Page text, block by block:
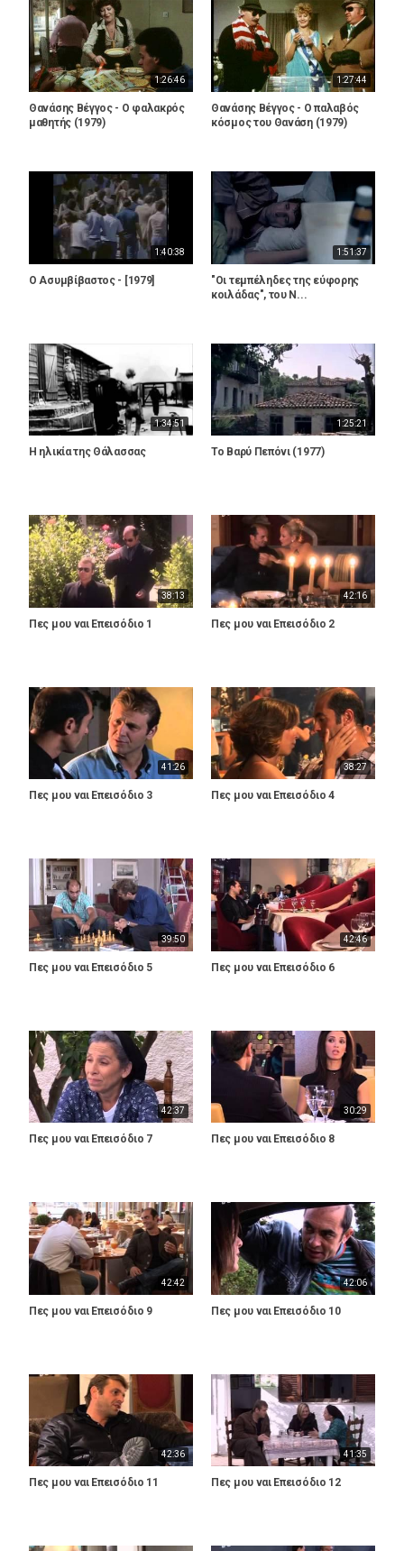
1:26:46
Θανάσης Βέγγος - Ο φαλακρός
μαθητής (1979)
1:27:44
Θανάσης Βέγγος - Ο παλαβός
κόσμος του Θανάση (1979)
1:40:38
Ο Ασυμβίβαστος - [1979]
1:51:37
"Οι τεμπέληδες της εύφορης
κοιλάδας", του Ν...
1:34:51
Η ηλικία της Θάλασσας
1:25:21
Το Βαρύ Πεπόνι (1977)
38:13
Πες μου ναι Επεισόδιο 1
42:16
Πες μου ναι Επεισόδιο 2
41:26
Πες μου ναι Επεισόδιο 3
38:27
Πες μου ναι Επεισόδιο 4
39:50
Πες μου ναι Επεισόδιο 5
42:46
Πες μου ναι Επεισόδιο 6
42:37
Πες μου ναι Επεισόδιο 7
30:29
Πες μου ναι Επεισόδιο 8
42:42
Πες μου ναι Επεισόδιο 9
42:06
Πες μου ναι Επεισόδιο 10
42:36
Πες μου ναι Επεισόδιο 11
41:35
Πες μου ναι Επεισόδιο 12